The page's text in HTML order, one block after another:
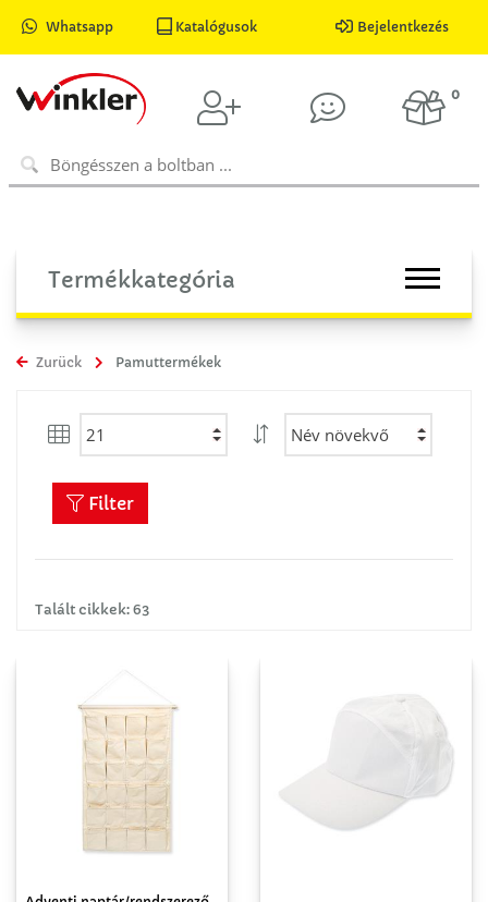
Whatsapp Katalógusok Bejelentkezés
0
Termékkategória
Zurück Pamuttermékek
Talált cikkek: 63
Filter